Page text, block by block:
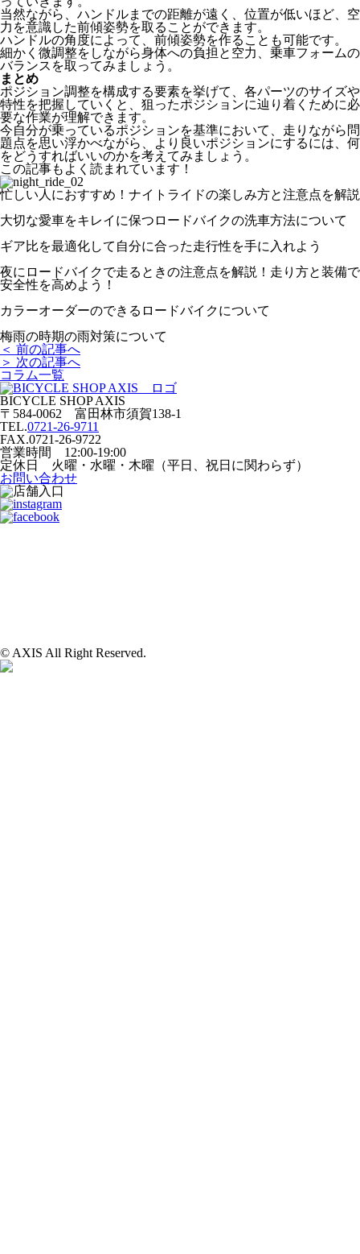
当然ながら、ハンドルまでの距離が遠く、位置が低いほど、空
力を意識した前傾姿勢を取ることができます。
ハンドルの角度によって、前傾姿勢を作ることも可能です。
細かく微調整をしながら身体への負担と空力、乗車フォームの
バランスを取ってみましょう。
まとめ
ポジション調整を構成する要素を挙げて、各パーツのサイズや
特性を把握していくと、狙ったポジションに辿り着くために必
要な作業が理解できます。
今自分が乗っているポジションを基準において、走りながら問
題点を思い浮かべながら、より良いポジションにするには、何
をどうすればいいのかを考えてみましょう。
この記事もよく読まれています！
忙しい人におすすめ！ナイトライドの楽しみ方と注意点を解説
大切な愛車をキレイに保つロードバイクの洗車方法について
ギア比を最適化して自分に合った走行性を手に入れよう
夜にロードバイクで走るときの注意点を解説！走り方と装備で
安全性を高めよう！
カラーオーダーのできるロードバイクについて
梅雨の時期の雨対策について
＜ 前の記事へ
＞ 次の記事へ
コラム一覧
BICYCLE SHOP AXIS
〒584-0062 富田林市須賀138-1
TEL.0721-26-9711
FAX.0721-26-9722
営業時間 12:00-19:00
定休日 火曜・水曜・木曜（平日、祝日に関わらず）
お問い合わせ
© AXIS All Right Reserved.